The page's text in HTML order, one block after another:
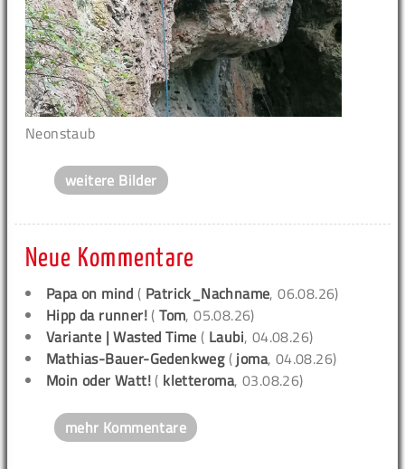
Neonstaub
weitere Bilder
Neue Kommentare
Papa on mind ( Patrick_Nachname, 06.08.26)
Hipp da runner! (Tom, 05.08.26)
Variante | Wasted Time ( Laubi, 04.08.26)
Mathias-Bauer-Gedenkweg( joma, 04.08.26)
Moin oder Watt! ( kletteroma, 03.08.26)
mehr Kommentare